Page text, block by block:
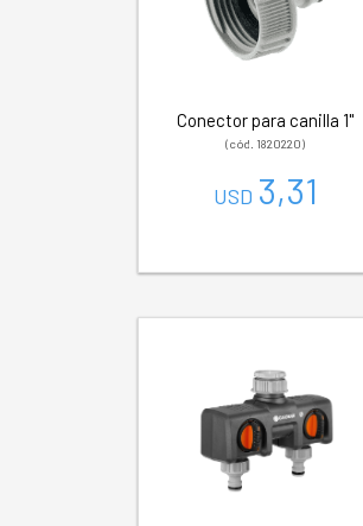
Conector para canilla 1"
(cód. 1820220)
USD 3,31